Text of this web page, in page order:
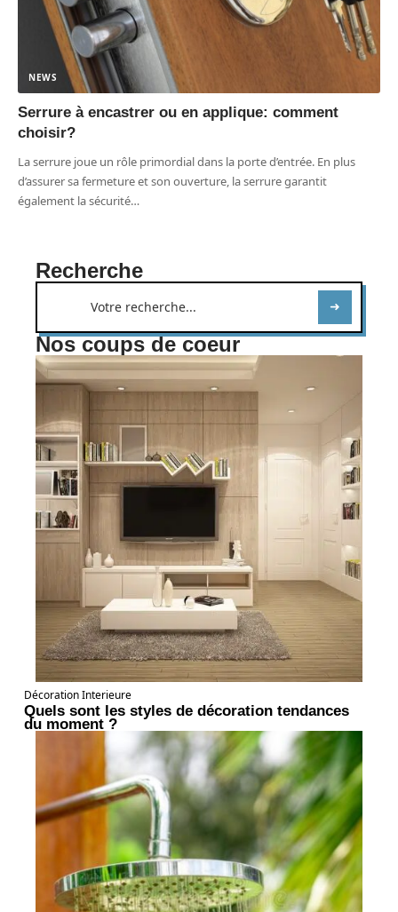
NEWS
Serrure à encastrer ou en applique: comment
choisir?
La serrure joue un rôle primordial dans la porte d’entrée. En plus
d’assurer sa fermeture et son ouverture, la serrure garantit
également la sécurité…
Recherche
Nos coups de coeur
Décoration Interieure
Quels sont les styles de décoration tendances
du moment ?